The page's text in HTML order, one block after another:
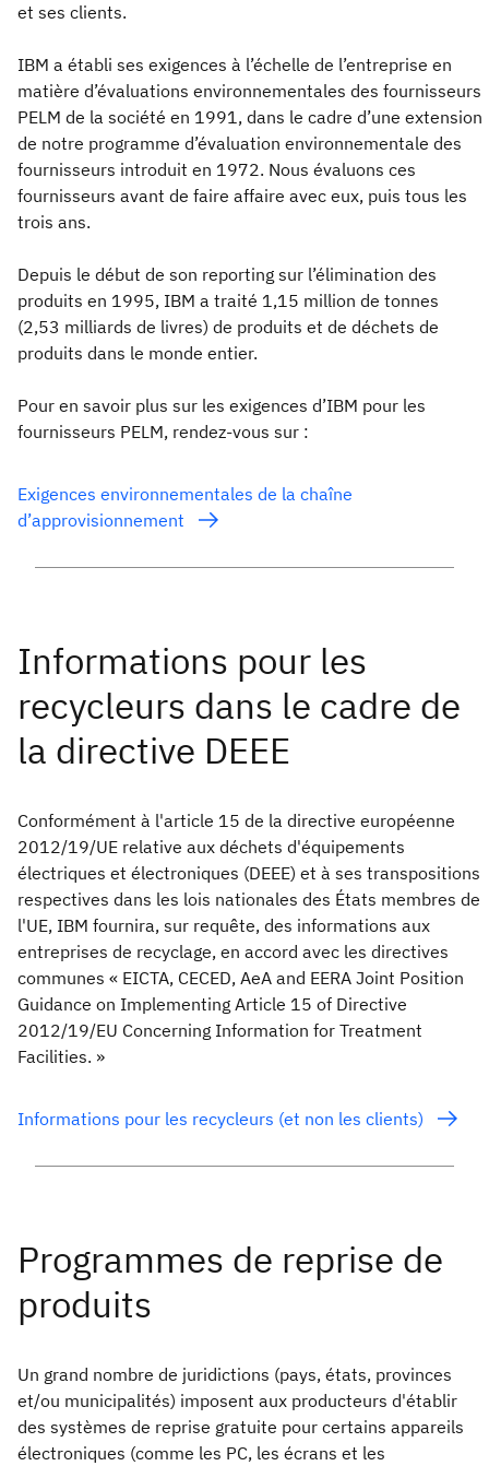
et ses clients.
IBM a établi ses exigences à l’échelle de l’entreprise en
matière d’évaluations environnementales des fournisseurs
PELM de la société en 1991, dans le cadre d’une extension
de notre programme d’évaluation environnementale des
fournisseurs introduit en 1972. Nous évaluons ces
fournisseurs avant de faire affaire avec eux, puis tous les
trois ans.
Depuis le début de son reporting sur l’élimination des
produits en 1995, IBM a traité 1,15 million de tonnes
(2,53 milliards de livres) de produits et de déchets de
produits dans le monde entier.
Pour en savoir plus sur les exigences d’IBM pour les
fournisseurs PELM, rendez-vous sur :
Exigences environnementales de la chaîne
d’approvisionnement
Conformément à l'article 15 de la directive européenne
2012/19/UE relative aux déchets d'équipements
électriques et électroniques (DEEE) et à ses transpositions
respectives dans les lois nationales des États membres de
l'UE, IBM fournira, sur requête, des informations aux
entreprises de recyclage, en accord avec les directives
communes « EICTA, CECED, AeA and EERA Joint Position
Guidance on Implementing Article 15 of Directive
2012/19/EU Concerning Information for Treatment
Facilities. »
Informations pour les recycleurs (et non les clients)
Un grand nombre de juridictions (pays, états, provinces
et/ou municipalités) imposent aux producteurs d'établir
des systèmes de reprise gratuite pour certains appareils
électroniques (comme les PC, les écrans et les